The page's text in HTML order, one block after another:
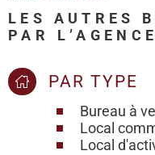
LES AUTRES
PAR L’AGENCE
PAR TYPE
Bureau à
Local
Local